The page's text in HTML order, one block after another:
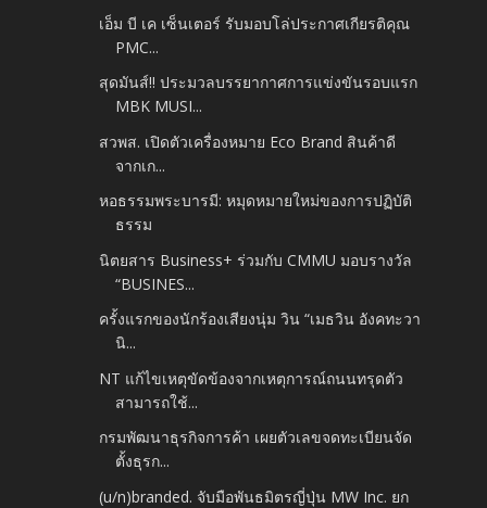
เอ็ม บี เค เซ็นเตอร์ รับมอบโล่ประกาศเกียรติคุณ
PMC...
สุดมันส์!! ประมวลบรรยากาศการแข่งขันรอบแรก
MBK MUSI...
สวพส. เปิดตัวเครื่องหมาย Eco Brand สินค้าดี
จากเก...
หอธรรมพระบารมี: หมุดหมายใหม่ของการปฏิบัติ
ธรรม
นิตยสาร Business+ ร่วมกับ CMMU มอบรางวัล
“BUSINES...
ครั้งแรกของนักร้องเสียงนุ่ม วิน “เมธวิน อังคทะวา
นิ...
NT แก้ไขเหตุขัดข้องจากเหตุการณ์ถนนทรุดตัว
สามารถใช้...
กรมพัฒนาธุรกิจการค้า เผยตัวเลขจดทะเบียนจัด
ตั้งธุรก...
(u/n)branded. จับมือพันธมิตรญี่ปุ่น MW Inc. ยก